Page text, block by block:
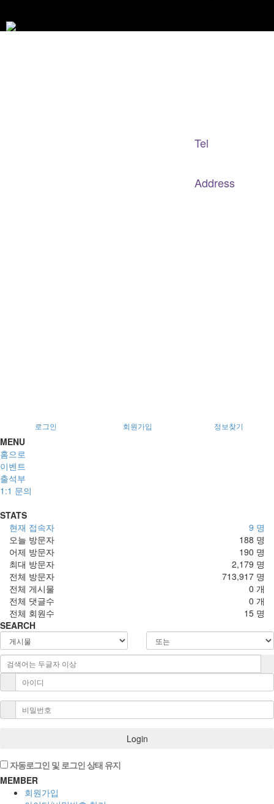
Tel
Address
로그인 회원가입 정보찾기
MENU
홈으로
이벤트
출석부
1:1 문의
STATS
9 명
현재 접속자
188 명
오늘 방문자
190 명
어제 방문자
2,179 명
최대 방문자
713,917 명
전체 방문자
0 개
전체 게시물
0 개
전체 댓글수
15 명
전체 회원수
SEARCH
Login
자동로그인 및 로그인 상태 유지
MEMBER
회원가입